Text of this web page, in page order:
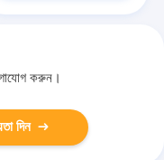
করুন।
দিন